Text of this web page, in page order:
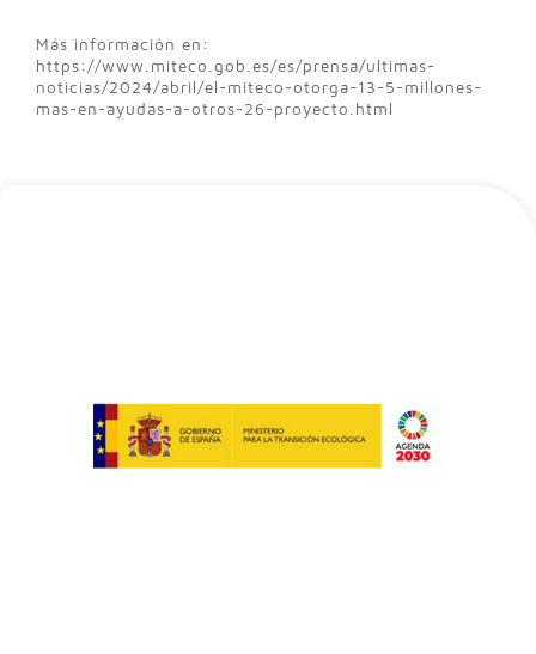
Más información en:
https://www.miteco.gob.es/es/prensa/ultimas-
noticias/2024/abril/el-miteco-otorga-13-5-millones-
mas-en-ayudas-a-otros-26-proyecto.html